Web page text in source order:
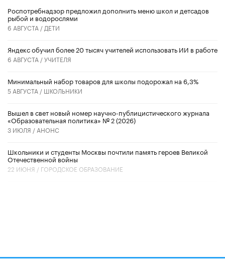
Роспотребнадзор предложил дополнить меню школ и детсадов
рыбой и водорослями
6 АВГУСТА / ДЕТИ
​Яндекс обучил более 20 тысяч учителей использовать ИИ в работе
6 АВГУСТА /УЧИТЕЛЯ
Минимальный набор товаров для школы подорожал на 6,3%
5 АВГУСТА / ШКОЛЬНИКИ
Вышел в свет новый номер научно-публицистического журнала
«Образовательная политика» № 2 (2026)
3 ИЮЛЯ / АНОНС
Школьники и студенты Москвы почтили память героев Великой
Отечественной войны
22 ИЮНЯ / ГОРОДСКОЕ ОБРАЗОВАНИЕ